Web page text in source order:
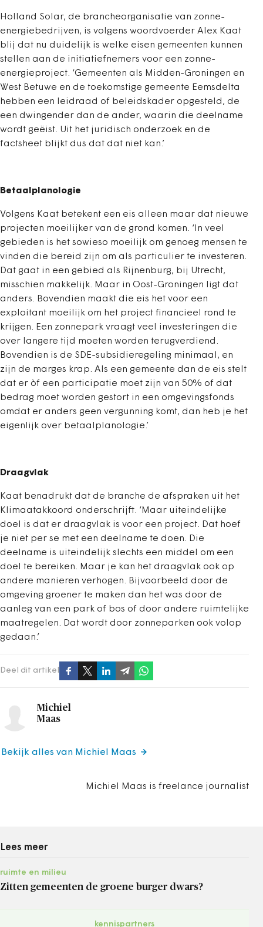
Holland Solar, de brancheorganisatie van zonne-
energiebedrijven, is volgens woordvoerder Alex Kaat
blij dat nu duidelijk is welke eisen gemeenten kunnen
stellen aan de initiatiefnemers voor een zonne-
energieproject. ‘Gemeenten als Midden-Groningen en
West Betuwe en de toekomstige gemeente Eemsdelta
hebben een leidraad of beleidskader opgesteld, de
een dwingender dan de ander, waarin die deelname
wordt geëist. Uit het juridisch onderzoek en de
factsheet blijkt dus dat dat niet kan.’
Betaalplanologie
Volgens Kaat betekent een eis alleen maar dat nieuwe
projecten moeilijker van de grond komen. ‘In veel
gebieden is het sowieso moeilijk om genoeg mensen te
vinden die bereid zijn om als particulier te investeren.
Dat gaat in een gebied als Rijnenburg, bij Utrecht,
misschien makkelijk. Maar in Oost-Groningen ligt dat
anders. Bovendien maakt die eis het voor een
exploitant moeilijk om het project financieel rond te
krijgen. Een zonnepark vraagt veel investeringen die
over langere tijd moeten worden terugverdiend.
Bovendien is de SDE-subsidieregeling minimaal, en
zijn de marges krap. Als een gemeente dan de eis stelt
dat er òf een participatie moet zijn van 50% of dat
bedrag moet worden gestort in een omgevingsfonds
omdat er anders geen vergunning komt, dan heb je het
eigenlijk over betaalplanologie.’
Draagvlak
Kaat benadrukt dat de branche de afspraken uit het
Klimaatakkoord onderschrijft. ‘Maar uiteindelijke
doel is dat er draagvlak is voor een project. Dat hoef
je niet per se met een deelname te doen. Die
deelname is uiteindelijk slechts een middel om een
doel te bereiken. Maar je kan het draagvlak ook op
andere manieren verhogen. Bijvoorbeeld door de
omgeving groener te maken dan het was door de
aanleg van een park of bos of door andere ruimtelijke
maatregelen. Dat wordt door zonneparken ook volop
gedaan.’
Deel dit artikel
Michiel
Maas
Michiel Maas is freelance journalist
Bekijk alles van Michiel Maas
Lees meer
ruimte en milieu
Zitten gemeenten de groene burger dwars?
kennispartners